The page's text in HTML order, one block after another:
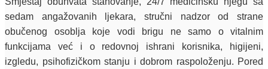
sedam angažovanih ljekara, stručni nadzor od strane
obučenog osoblja koje vodi brigu ne samo o vitalnim
funkcijama već i o redovnoj ishrani korisnika, higijeni,
izgledu, psihofizičkom stanju i dobrom raspoloženju. Pored